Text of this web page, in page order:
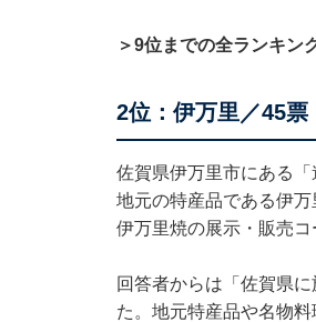
＞9位までの全ランキン
2位：伊万里／45票
佐賀県伊万里市にある
地元の特産品である伊
伊万里焼の展示・販売コ
回答者からは「佐賀県
た。地元特産品や名物